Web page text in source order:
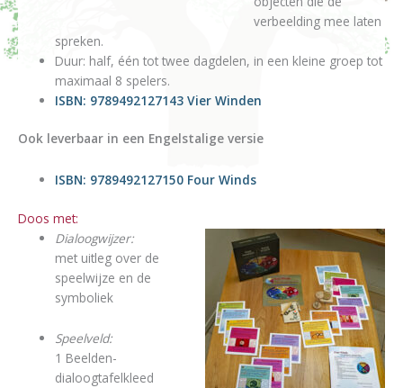
verbeelding mee laten
spreken.
Duur: half, één tot twee dagdelen, in een kleine groep tot
maximaal 8 spelers.
ISBN: 9789492127143 Vier Winden
Ook leverbaar in een Engelstalige versie
ISBN: 9789492127150 Four Winds
Doos met:
Dialoogwijzer:
met uitleg over de
speelwijze en de
symboliek
Speelveld:
1 Beelden-
dialoogtafelkleed